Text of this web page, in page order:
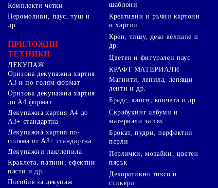
Комплекти четки
шаблони
Перомоливи, паус, туш и
др.
ПРИЛОЖНИ
ТЕХНИКИ
ДЕКУПАЖ
Оризова декупажна хартия
А3 и по-голям формат
Оризова декупажна хартия
до А4 формат
Декупажна хартия А4 до
А3+ стандартна
Декупажна хартия по-
голяма от А3+ стандартна
Декупажни лак/лепила
Краклета, патини, ефектни
пасти и др.
Пособия за декупаж
Креативни и ръчни картони
и хартии
Креп, тишу, деко велпапе и
др.
Цветен и фигурален паус
КРАФТ МАТЕРИАЛИ
Магнити, лепила, лепящи
ленти и др.
Брадс, капси, копчета и др.
Скрабукинг албуми и
материали за тях
Брокат, пудри, перфектни
перли
Перлички, мозайки, цветен
пясък
Декоративно тиксо и
стикери